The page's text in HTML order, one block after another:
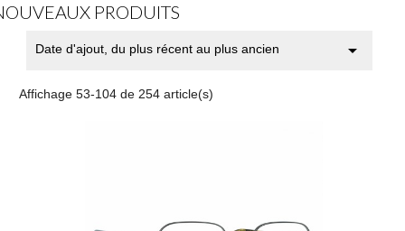
PRODUITS
Date d'ajout, du plus récent au plus ancien 
Affichage 53-104 de 254 article(s)